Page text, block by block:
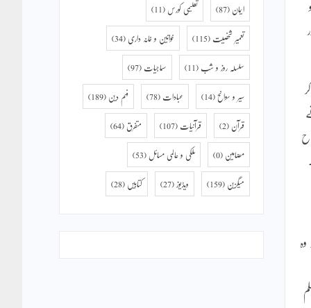
ایمان (87) تعلیمی کورس (11)
تعمیر شخصیت (115) خواتین و خانہ داری (34)
سلسلہ روز و شب (11) سماجیات (97)
سیر و سوانح(14) عبادات (78) فہم دین (189)
قرآن (2) قرآنیات (107) متفرق (64)
مضامین (0) ملکی و عالمی مسائل (53)
میگزین (159) ویڈیوز (27) کتابیں (28)